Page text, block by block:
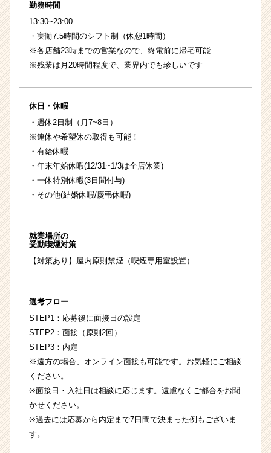
勤務時間
13:30~23:00
・実働7.5時間のシフト制（休憩1時間）
※各店舗23時までの営業なので、終電前に帰宅可能
※残業は月20時間程度で、業界内でも珍しいです
休日・休暇
・週休2日制（月7~8日）
※連休や希望休の取得も可能！
・有給休暇
・年末年始休暇(12/31~1/3は全店休業)
・一休特別休暇(3日間付与)
・その他(結婚休暇/慶弔休暇)
就業場所の
受動喫煙対策
【対策あり】屋内原則禁煙（喫煙専用室設置）
選考フロー
STEP1：応募後に面接日の設定
STEP2：面接（原則2回）
STEP3：内定
※遠方の場合、オンライン面接も可能です。お気軽にご相談
ください。
※面接日・入社日は相談に応じます。遠慮なくご都合をお聞
かせください。
※過去には応募から内定まで7日間で決まった例もございま
す。